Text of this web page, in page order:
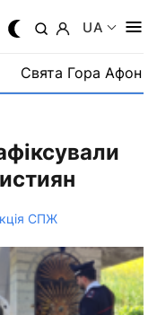
UA
Свята Гора Афон
СПЖ